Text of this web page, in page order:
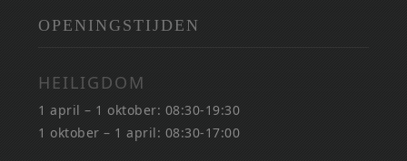
OPENINGSTIJDEN
HEILIGDOM
1 april – 1 oktober: 08:30-19:30
1 oktober – 1 april: 08:30-17:00